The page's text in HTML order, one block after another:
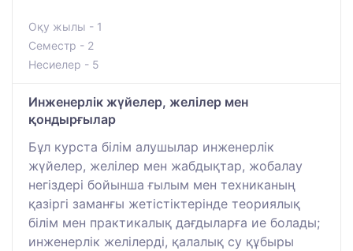
Оқу жылы - 1
Семестр - 2
Несиелер - 5
Инженерлік жүйелер, желілер мен
қондырғылар
Бұл курста білім алушылар инженерлік
жүйелер, желілер мен жабдықтар, жобалау
негіздері бойынша ғылым мен техниканың
қазіргі заманғы жетістіктерінде теориялық
білім мен практикалық дағдыларға ие болады;
инженерлік желілерді, қалалық су құбыры